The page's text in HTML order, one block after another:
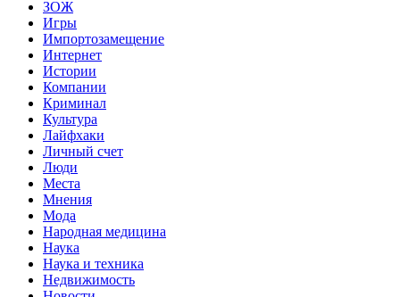
ЗОЖ
Игры
Импортозамещение
Интернет
Истории
Компании
Криминал
Культура
Лайфхаки
Личный счет
Люди
Места
Мнения
Мода
Народная медицина
Наука
Наука и техника
Недвижимость